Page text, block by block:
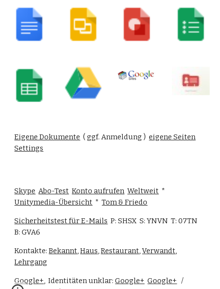
Eigene Dokumente
  ( ggf. Anmeldung )
eigene Seiten
Settings
Skype Abo-Test Konto aufrufen Weltweit
Unitymedia-Übersicht
  *
Tom & Friedo
Sicherheitstest für E-Mails
  P: SHSX  S: YNVN  T: 07TN
B: GVA6
Kontakte: Bekannt, Haus, Restaurant, Verwandt
Lehrgang
Google+,  Identitäten unklar: Google+ Google+